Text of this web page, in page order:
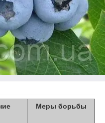
Меры борьбы